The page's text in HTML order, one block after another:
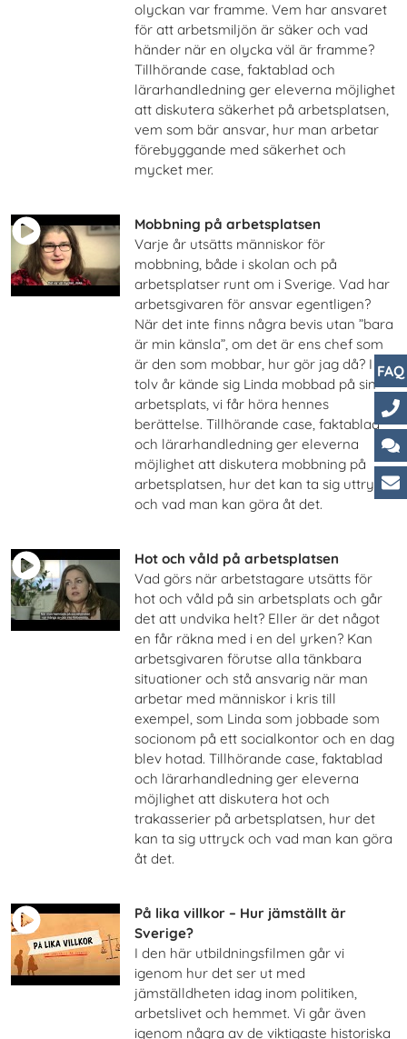
olyckan var framme. Vem har ansvaret
för att arbetsmiljön är säker och vad
händer när en olycka väl är framme?
Tillhörande case, faktablad och
lärarhandledning ger eleverna möjlighet
att diskutera säkerhet på arbetsplatsen,
vem som bär ansvar, hur man arbetar
förebyggande med säkerhet och
mycket mer.
Mobbning på arbetsplatsen
Varje år utsätts människor för
mobbning, både i skolan och på
arbetsplatser runt om i Sverige. Vad har
arbetsgivaren för ansvar egentligen?
När det inte finns några bevis utan ”bara
är min känsla”, om det är ens chef som
är den som mobbar, hur gör jag då? I
tolv år kände sig Linda mobbad på sin
arbetsplats, vi får höra hennes
berättelse. Tillhörande case, faktablad
och lärarhandledning ger eleverna
möjlighet att diskutera mobbning på
arbetsplatsen, hur det kan ta sig uttryck
och vad man kan göra åt det.
Hot och våld på arbetsplatsen
Vad görs när arbetstagare utsätts för
hot och våld på sin arbetsplats och går
det att undvika helt? Eller är det något
en får räkna med i en del yrken? Kan
arbetsgivaren förutse alla tänkbara
situationer och stå ansvarig när man
arbetar med människor i kris till
exempel, som Linda som jobbade som
socionom på ett socialkontor och en dag
blev hotad. Tillhörande case, faktablad
och lärarhandledning ger eleverna
möjlighet att diskutera hot och
trakasserier på arbetsplatsen, hur det
kan ta sig uttryck och vad man kan göra
åt det.
På lika villkor – Hur jämställt är
Sverige?
I den här utbildningsfilmen går vi
igenom hur det ser ut med
jämställdheten idag inom politiken,
arbetslivet och hemmet. Vi går även
igenom några av de viktigaste historiska
FAQ